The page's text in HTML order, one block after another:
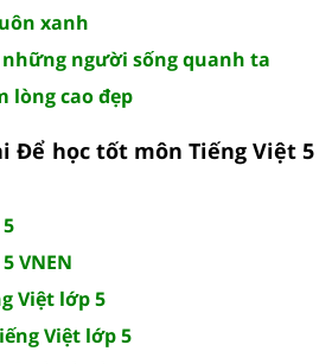
xanh
những người sống quanh ta
lòng cao đẹp
Để học tốt môn Tiếng Việt 5
VNEN
Việt lớp 5
Việt lớp 5